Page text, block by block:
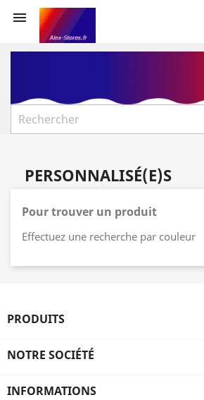

PERSONNALISÉ(E)S
Pour trouver un produit
Effectuez une recherche par couleur
PRODUITS
NOTRE SOCIÉTÉ
INFORMATIONS